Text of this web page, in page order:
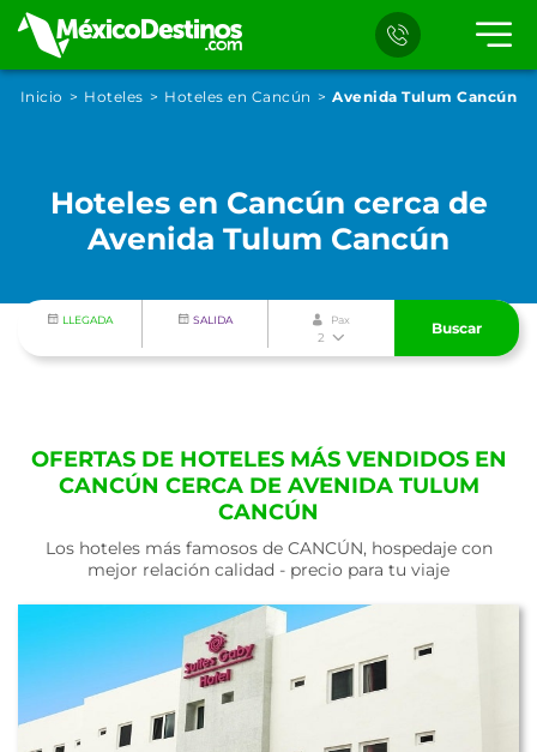
Inicio Hoteles Hoteles en Cancún Avenida Tulum Cancún
Hoteles en Cancún cerca de
Avenida Tulum Cancún
LLEGADA SALIDA Pax
2
Buscar
OFERTAS DE HOTELES MÁS VENDIDOS EN
CANCÚN CERCA DE AVENIDA TULUM
CANCÚN
Los hoteles más famosos de CANCÚN, hospedaje con
mejor relación calidad - precio para tu viaje